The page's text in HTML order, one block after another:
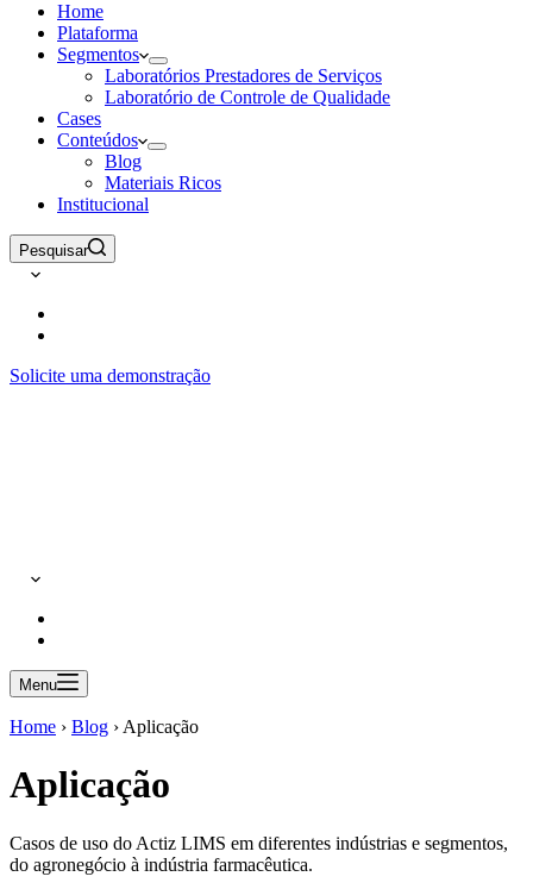
Home
Plataforma
Segmentos
Laboratórios Prestadores de Serviços
Laboratório de Controle de Qualidade
Cases
Conteúdos
Blog
Materiais Ricos
Institucional
Pesquisar
Solicite uma demonstração
Menu
Home › Blog › Aplicação
Aplicação
Casos de uso do Actiz LIMS em diferentes indústrias e segmentos,
do agronegócio à indústria farmacêutica.